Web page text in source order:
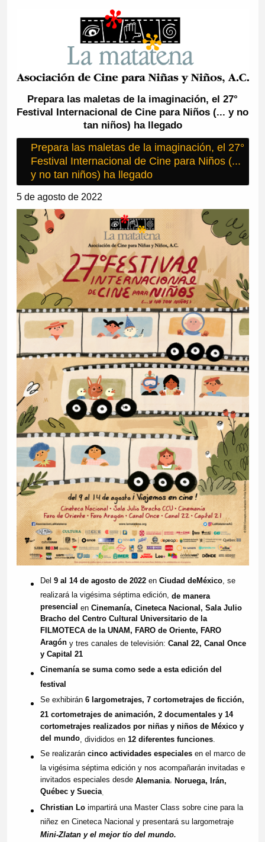
Prepara las maletas de la imaginación, el 27°
Festival Internacional de Cine para Niños (... y no
tan niños) ha llegado
Prepara las maletas de la imaginación, el 27°
Festival Internacional de Cine para Niños (...
y no tan niños) ha llegado
5 de agosto de 2022
Del 9 al 14 de agosto de 2022en Ciudad deMéxico, se
realizará la vigésima séptima edición, de manera
presencial en Cinemanía, Cineteca Nacional, Sala Julio
Bracho del Centro Cultural Universitario de la
FILMOTECA de la UNAM, FARO de Oriente, FARO
Aragón y tres canales de televisión: Canal 22, Canal Once
y Capital 21
Cinemanía se suma como sede a esta edición del
festival
Se exhibirán 6 largometrajes, 7 cortometrajes de ficción,
21 cortometrajes de animación, 2 documentales y 14
cortometrajes realizados por niñas y niños de México y
del mundo, divididos en 12 diferentes funciones.
Se realizarán cinco actividades especialesen el marco de
la vigésima séptima edición y nos acompañarán invitadas e
invitados especiales desde Alemania, Noruega, Irán,
Québec y Suecia.
Christian Loimpartirá una Master Class sobre cine para la
niñez en Cineteca Nacional y presentará su largometraje
Mini-Zlatan y el mejor tío del mundo.